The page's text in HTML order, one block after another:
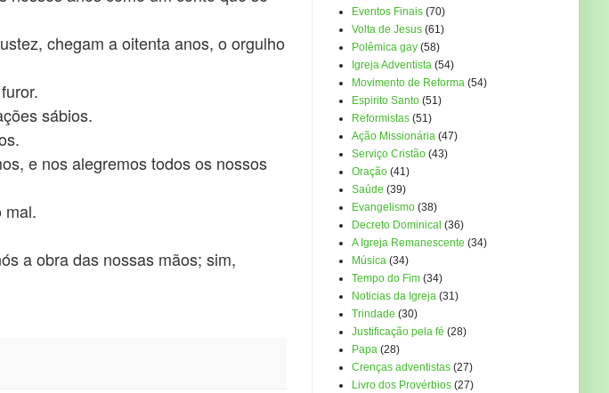
chegam a oitenta anos, o orgulho
sábios.
e nos alegremos todos os nossos
mal.
a obra das nossas mãos; sim,
Eventos Finais (70)
Volta de Jesus (61)
Polêmica gay (58)
Igreja Adventista (54)
Movimento de Reforma (54)
Espirito Santo (51)
Reformistas (51)
Ação Missionária (47)
Serviço Cristão (43)
Oração (41)
Saúde (39)
Evangelismo (38)
Decreto Dominical (36)
A Igreja Remanescente (34)
Música (34)
Tempo do Fim (34)
Noticias da Igreja (31)
Trindade (30)
Justificação pela fé (28)
Papa (28)
Crenças adventistas (27)
Livro dos Provérbios (27)